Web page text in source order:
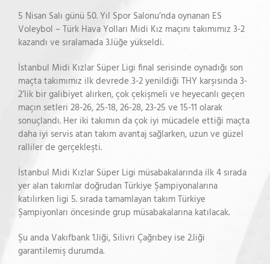
5 Nisan Salı günü 50. Yıl Spor Salonu’nda oynanan ES
Voleybol – Türk Hava Yolları Midi Kız maçını takımımız 3-2
kazandı ve sıralamada 3.lüğe yükseldi.
İstanbul Midi Kızlar Süper Ligi final serisinde oynadığı son
maçta takımımız ilk devrede 3-2 yenildiği THY karşısında 3-
2’lik bir galibiyet alırken, çok çekişmeli ve heyecanlı geçen
maçın setleri 28-26, 25-18, 26-28, 23-25 ve 15-11 olarak
sonuçlandı. Her iki takımın da çok iyi mücadele ettiği maçta
daha iyi servis atan takım avantaj sağlarken, uzun ve güzel
ralliler de gerçekleşti.
İstanbul Midi Kızlar Süper Ligi müsabakalarında ilk 4 sırada
yer alan takımlar doğrudan Türkiye Şampiyonalarına
katılırken ligi 5. sırada tamamlayan takım Türkiye
Şampiyonları öncesinde grup müsabakalarına katılacak.
Şu anda Vakıfbank 1.liği, Silivri Çağrıbey ise 2.liği
garantilemiş durumda.